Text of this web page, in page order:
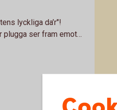
lyckliga da’r"!
plugga ser fram emot
behöver tänka på så
Student